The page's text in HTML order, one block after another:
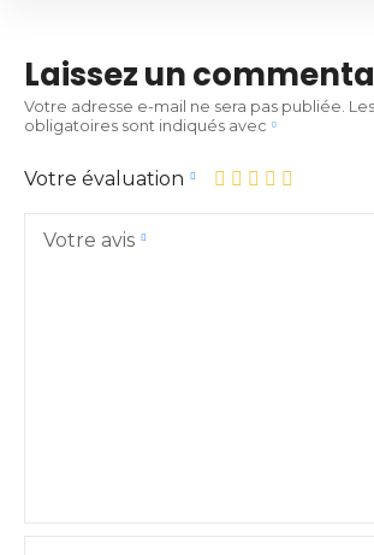
Laissez un
Votre adresse e-mail ne sera pas publiée.
obligatoires sont indiqués avec
Votre évaluation
Votre avis